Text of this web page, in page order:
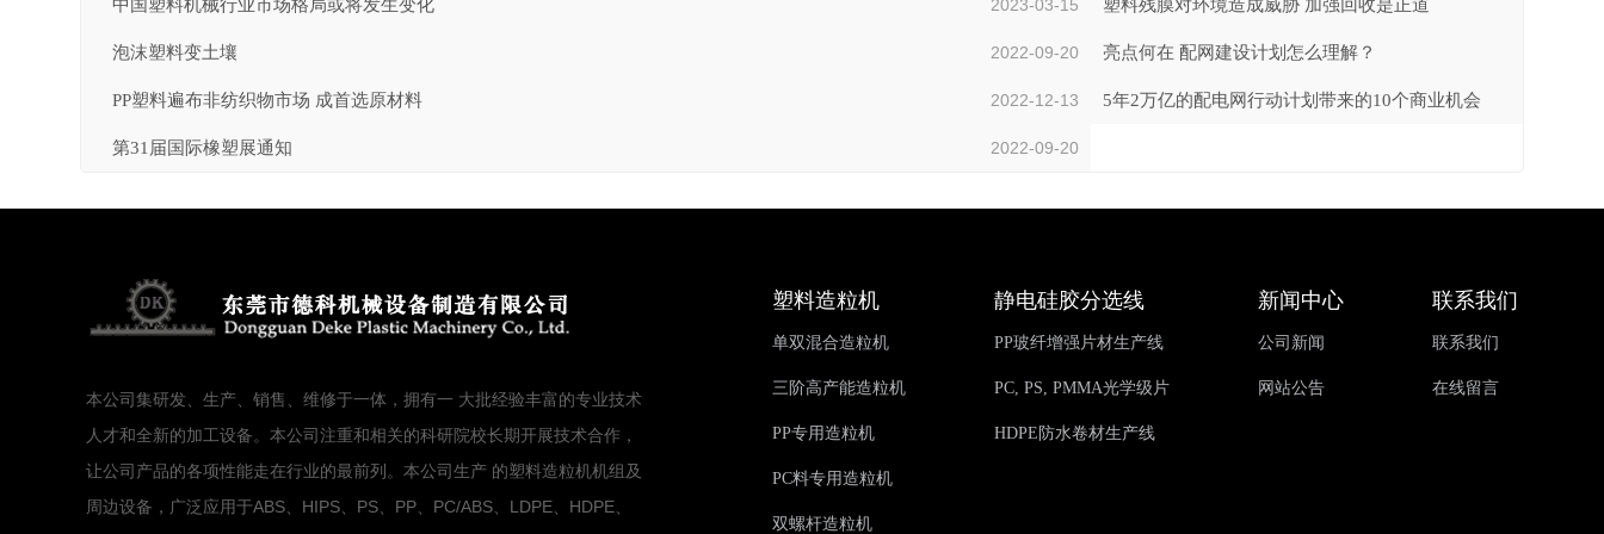
中国塑料机械行业市场格局或将发生变化 2023-03-15
泡沫塑料变土壤 2022-09-20
PP塑料遍布非纺织物市场 成首选原材料 2022-12-13
第31届国际橡塑展通知 2022-09-20
塑料残膜对环境造成威胁 加强回收是正道
亮点何在 配网建设计划怎么理解？
5年2万亿的配电网行动计划带来的10个商业机会
本公司集研发、生产、销售、维修于一体，拥有一 大批经验丰富的专业技术
人才和全新的加工设备。本公司注重和相关的科研院校长期开展技术合作，
让公司产品的各项性能走在行业的最前列。本公司生产 的塑料造粒机机组及
周边设备，广泛应用于ABS、HIPS、PS、PP、PC/ABS、LDPE、HDPE、
塑料造粒机
单双混合造粒机
三阶高产能造粒机
PP专用造粒机
PC料专用造粒机
双螺杆造粒机
静电硅胶分选线
PP玻纤增强片材生产线
PC, PS, PMMA光学级片
HDPE防水卷材生产线
新闻中心
公司新闻
网站公告
联系我们
联系我们
在线留言